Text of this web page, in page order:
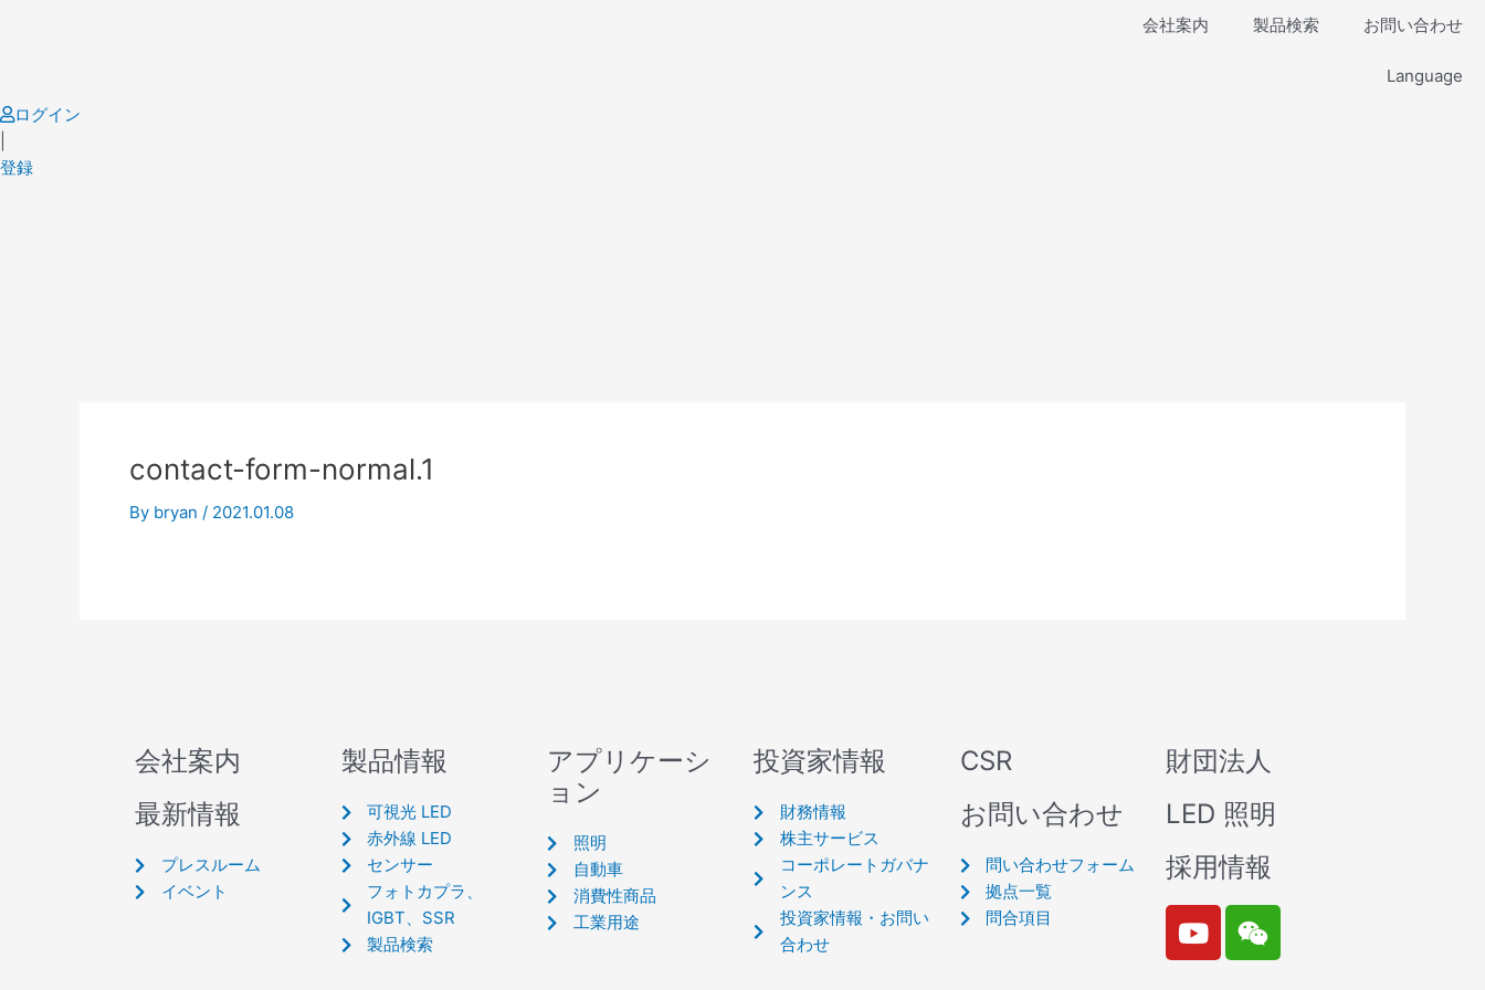
会社案内 製品検索 お問い合わせ
Language
ログイン
登録
contact-form-normal.1
By bryan / 2021.01.08
会社案内
最新情報
プレスルーム
イベント
製品情報
可視光 LED
赤外線 LED
センサー
フォトカプラ、
IGBT、SSR
製品検索
アプリケーシ
ョン
照明
自動車
消費性商品
工業用途
投資家情報
財務情報
株主サービス
コーポレートガバナ
ンス
投資家情報・お問い
合わせ
CSR
お問い合わせ
問い合わせフォーム
拠点一覧
問合項目
財団法人
LED 照明
採用情報
Y
o
W
e